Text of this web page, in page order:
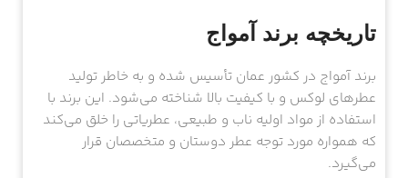
تاریخچه برند آمواج
برند آمواج در کشور عمان تأسیس شده و به خاطر تولید
عطرهای لوکس و با کیفیت بالا شناخته می‌شود. این برند با
استفاده از مواد اولیه ناب و طبیعی، عطریاتی را خلق می‌کند
که همواره مورد توجه عطر دوستان و متخصصان قرار
می‌گیرد.